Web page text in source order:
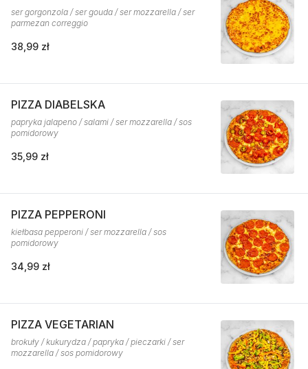
ser gorgonzola / ser gouda / ser mozzarella / ser
parmezan correggio
38,99 zł
PIZZA DIABELSKA
papryka jalapeno / salami / ser mozzarella / sos
pomidorowy
35,99 zł
PIZZA PEPPERONI
kiełbasa pepperoni / ser mozzarella / sos
pomidorowy
34,99 zł
PIZZA VEGETARIAN
brokuły / kukurydza / papryka / pieczarki / ser
mozzarella / sos pomidorowy